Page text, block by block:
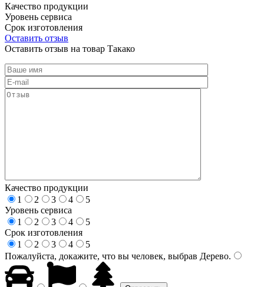
Качество продукции
Уровень сервиса
Срок изготовления
Оставить отзыв
Оставить отзыв на товар Такако
Качество продукции
1
2 3 4
5
Уровень сервиса
1
2 3 4
5
Срок изготовления
1
2 3 4
5
Пожалуйста, докажите, что вы человек, выбрав Дерево.